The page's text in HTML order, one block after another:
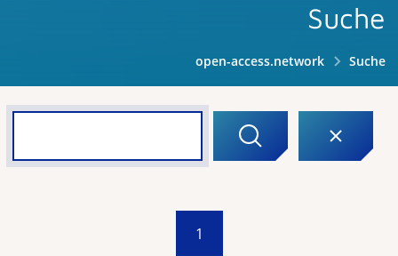
Suche
open-access.network Suche
1